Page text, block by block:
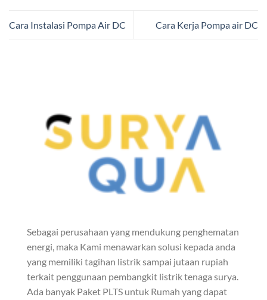
Cara Instalasi Pompa Air DC Cara Kerja Pompa air DC
Sebagai perusahaan yang mendukung penghematan
energi, maka Kami menawarkan solusi kepada anda
yang memiliki tagihan listrik sampai jutaan rupiah
terkait penggunaan pembangkit listrik tenaga surya.
Ada banyak Paket PLTS untuk Rumah yang dapat